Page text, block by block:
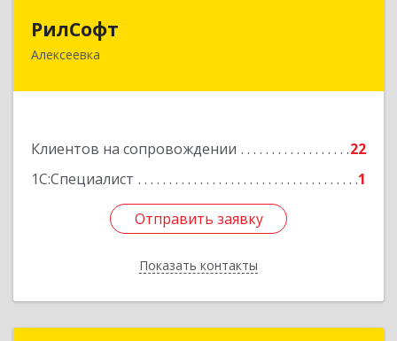
РилСофт
Алексеевка
Клиентов на сопровождении
22
1С:Специалист
1
Отправить заявку
Показать контакты
309850, Белгородская обл, Алексеевский р-н,
Отправить заявку
Назад